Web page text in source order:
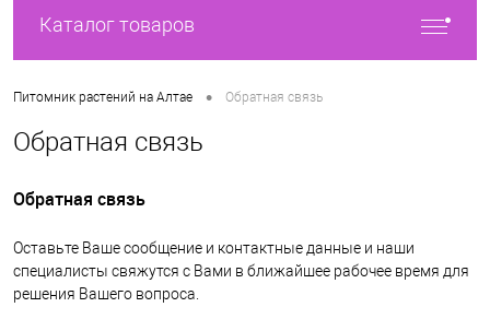
Каталог товаров
Питомник растений на Алтае • Обратная связь
Обратная связь
Обратная связь
Оставьте Ваше сообщение и контактные данные и наши
специалисты свяжутся с Вами в ближайшее рабочее время для
решения Вашего вопроса.